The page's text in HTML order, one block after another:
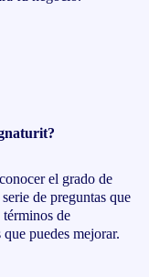
el grado de
de preguntas que
de
puedes mejorar.